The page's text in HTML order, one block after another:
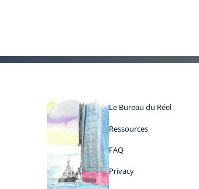
Le Bureau du Réel
Ressources
FAQ
Privacy